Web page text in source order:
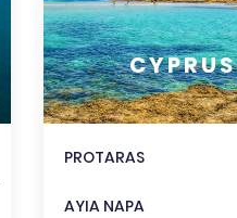
CYPRUS
PROTARAS
AYIA NAPA